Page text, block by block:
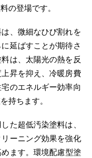
の登場です。
、微細なひび割れを
延ばすことが期待さ
は、太陽光の熱を反
昇を抑え、冷暖房費
のエネルギー効率向
持ちます。
た超低汚染塗料は、
ーニング効果を強化
ます。環境配慮型塗